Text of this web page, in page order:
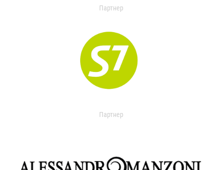
Партнер
Партнер